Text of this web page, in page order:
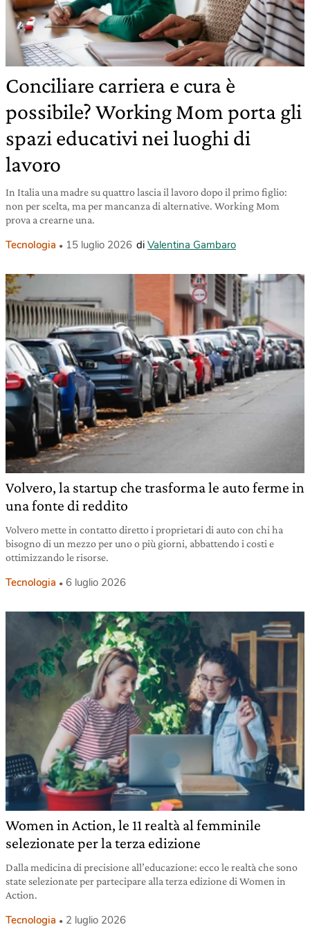
Conciliare carriera e cura è
possibile? Working Mom porta gli
spazi educativi nei luoghi di
lavoro
In Italia una madre su quattro lascia il lavoro dopo il primo figlio:
non per scelta, ma per mancanza di alternative. Working Mom
prova a crearne una.
Tecnologia 15 luglio 2026 di Valentina Gambaro
Volvero, la startup che trasforma le auto ferme in
una fonte di reddito
Volvero mette in contatto diretto i proprietari di auto con chi ha
bisogno di un mezzo per uno o più giorni, abbattendo i costi e
ottimizzando le risorse.
Tecnologia 6 luglio 2026
Women in Action, le 11 realtà al femminile
selezionate per la terza edizione
Dalla medicina di precisione all’educazione: ecco le realtà che sono
state selezionate per partecipare alla terza edizione di Women in
Action.
Tecnologia 2 luglio 2026